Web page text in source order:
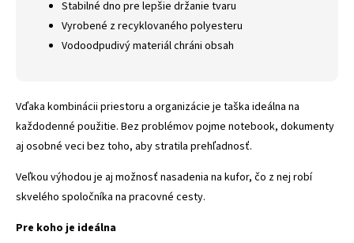
Stabilné dno pre lepšie držanie tvaru
Vyrobené z recyklovaného polyesteru
Vodoodpudivý materiál chráni obsah
Vďaka kombinácii priestoru a organizácie je taška ideálna na
každodenné použitie. Bez problémov pojme notebook, dokumenty
aj osobné veci bez toho, aby stratila prehľadnosť.
Veľkou výhodou je aj možnosť nasadenia na kufor, čo z nej robí
skvelého spoločníka na pracovné cesty.
Pre koho je ideálna